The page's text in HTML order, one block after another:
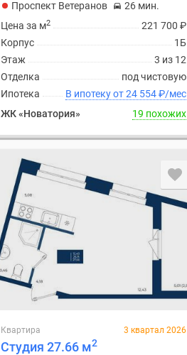
Проспект Ветеранов
26 мин.
221 700 ₽
Цена за м2
1Б
Корпус
3 из 12
Этаж
под чистовую
Отделка
В ипотеку от 24 554₽/мес
Ипотека
ЖК «Новатория»
19 похожих
Квартира 3 квартал 2026
Студия 27.66 м2